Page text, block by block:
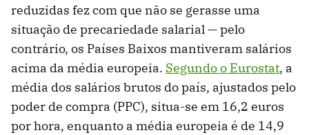
reduzidas fez com que não se gerasse uma
situação de precariedade salarial — pelo
contrário, os Países Baixos mantiveram salários
acima da média europeia. Segundo o Eurostat, a
média dos salários brutos do país, ajustados pelo
poder de compra (PPC), situa-se em 16,2 euros
por hora, enquanto a média europeia é de 14,9